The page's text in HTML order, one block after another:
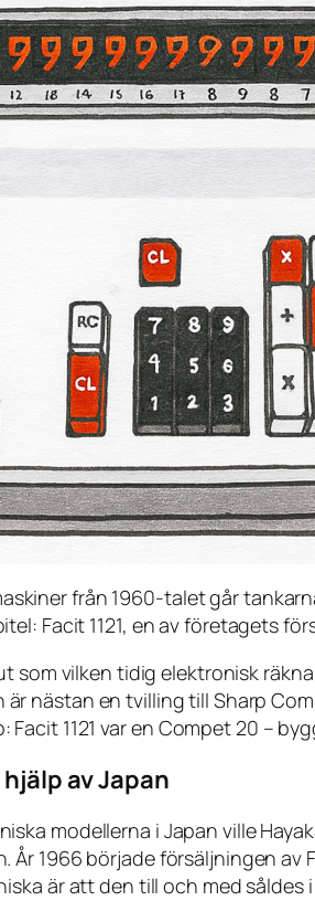
från 1960-talet går
Facit 1121, en av företagets
som vilken tidig elektronisk
nästan en tvilling till Sharp
Facit 1121varen Compet 20 –
av Japan
modellerna i Japan ville
1966 började försäljningen av
är att den till och med såldes